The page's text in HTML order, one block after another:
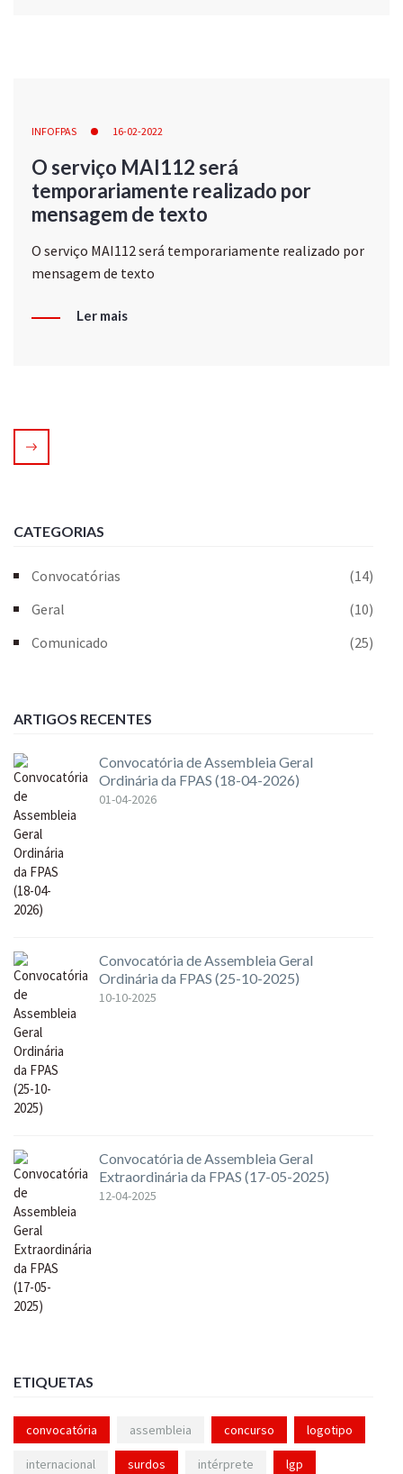
INFOFPAS 16-02-2022
O serviço MAI112 será
temporariamente realizado por
mensagem de texto
O serviço MAI112 será temporariamente realizado por
mensagem de texto
Ler mais
CATEGORIAS
Convocatórias
(14)
Geral
(10)
Comunicado
(25)
ARTIGOS RECENTES
Convocatória de Assembleia Geral
Ordinária da FPAS (18-04-2026)
01-04-2026
Convocatória de Assembleia Geral
Ordinária da FPAS (25-10-2025)
10-10-2025
Convocatória de Assembleia Geral
Extraordinária da FPAS (17-05-2025)
12-04-2025
ETIQUETAS
convocatória assembleia concurso logotipo
internacional surdos intérprete lgp